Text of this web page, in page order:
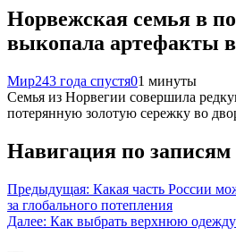
Норвежская семья в
выкопала артефакты
Мир243 года спустя01 минуты
Семья из Норвегии совершила
потерянную золотую сережку во
Навигация по записям
Предыдущая: Какая часть России
за глобального потепления
Далее: Как выбрать верхнюю